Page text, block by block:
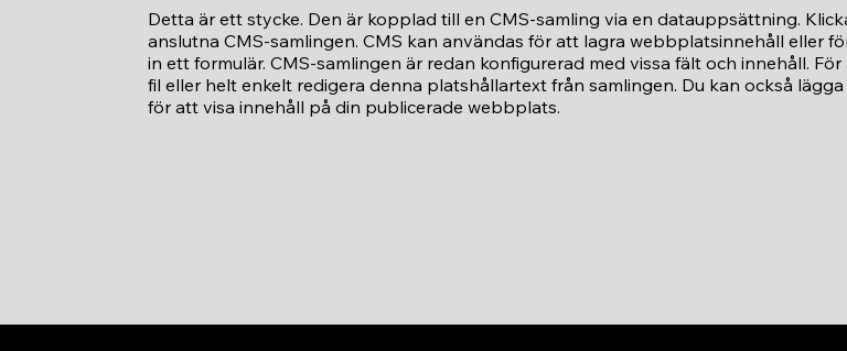
Detta är ett stycke. Den är kopplad till en CMS-samling via en datauppsättning.
anslutna CMS-samlingen. CMS kan användas för att lagra webbplatsinnehåll eller
in ett formulär. CMS-samlingen är redan konfigurerad med vissa fält och innehåll.
fil eller helt enkelt redigera denna platshållartext från samlingen. Du kan också
för att visa innehåll på din publicerade webbplats.